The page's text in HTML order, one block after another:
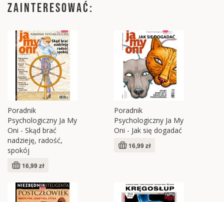
ZAINTERESOWAĆ:
Poradnik
Psychologiczny Ja My
Oni - Skąd brać
nadzieję, radość,
spokój
16,99 zł
Poradnik
Psychologiczny Ja My
Oni - Jak się dogadać
16,99 zł